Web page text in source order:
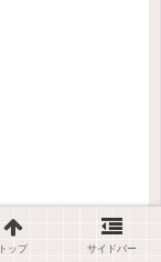
トップ サイドバー